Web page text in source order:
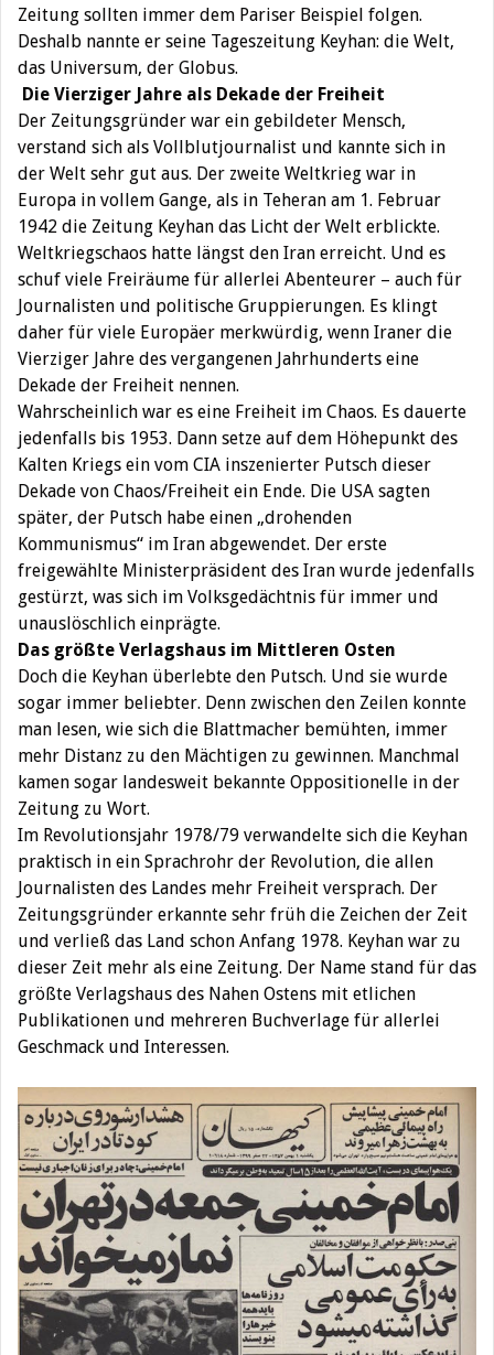
Zeitung sollten immer dem Pariser Beispiel folgen.
Deshalb nannte er seine Tageszeitung Keyhan: die Welt,
das Universum, der Globus.
Die Vierziger Jahre als Dekade der Freiheit
Der Zeitungsgründer war ein gebildeter Mensch,
verstand sich als Vollblutjournalist und kannte sich in
der Welt sehr gut aus. Der zweite Weltkrieg war in
Europa in vollem Gange, als in Teheran am 1. Februar
1942 die Zeitung Keyhan das Licht der Welt erblickte.
Weltkriegschaos hatte längst den Iran erreicht. Und es
schuf viele Freiräume für allerlei Abenteurer – auch für
Journalisten und politische Gruppierungen. Es klingt
daher für viele Europäer merkwürdig, wenn Iraner die
Vierziger Jahre des vergangenen Jahrhunderts eine
Dekade der Freiheit nennen.
Wahrscheinlich war es eine Freiheit im Chaos. Es dauerte
jedenfalls bis 1953. Dann setze auf dem Höhepunkt des
Kalten Kriegs ein vom CIA inszenierter Putsch dieser
Dekade von Chaos/Freiheit ein Ende. Die USA sagten
später, der Putsch habe einen „drohenden
Kommunismus“ im Iran abgewendet. Der erste
freigewählte Ministerpräsident des Iran wurde jedenfalls
gestürzt, was sich im Volksgedächtnis für immer und
unauslöschlich einprägte.
Das größte Verlagshaus im Mittleren Osten
Doch die Keyhan überlebte den Putsch. Und sie wurde
sogar immer beliebter. Denn zwischen den Zeilen konnte
man lesen, wie sich die Blattmacher bemühten, immer
mehr Distanz zu den Mächtigen zu gewinnen. Manchmal
kamen sogar landesweit bekannte Oppositionelle in der
Zeitung zu Wort.
Im Revolutionsjahr 1978/79 verwandelte sich die Keyhan
praktisch in ein Sprachrohr der Revolution, die allen
Journalisten des Landes mehr Freiheit versprach. Der
Zeitungsgründer erkannte sehr früh die Zeichen der Zeit
und verließ das Land schon Anfang 1978. Keyhan war zu
dieser Zeit mehr als eine Zeitung. Der Name stand für das
größte Verlagshaus des Nahen Ostens mit etlichen
Publikationen und mehreren Buchverlage für allerlei
Geschmack und Interessen.